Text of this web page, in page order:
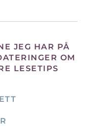
JEG HAR PÅ
OM
LESETIPS